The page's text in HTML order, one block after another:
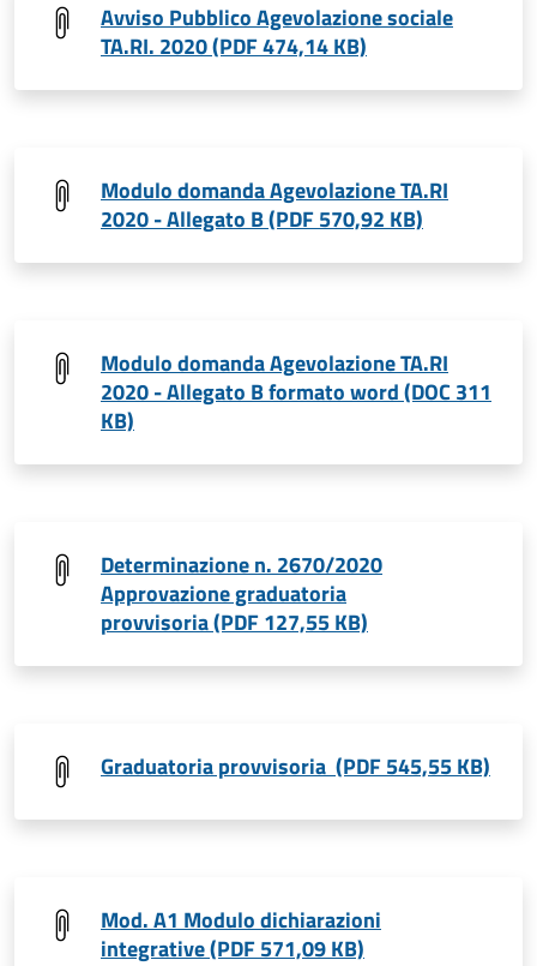
Avviso Pubblico Agevolazione sociale
TA.RI. 2020 (PDF 474,14 KB)
Modulo domanda Agevolazione TA.RI
2020 - Allegato B (PDF 570,92 KB)
Modulo domanda Agevolazione TA.RI
2020 - Allegato B formato word (DOC 311
KB)
Determinazione n. 2670/2020
Approvazione graduatoria
provvisoria (PDF 127,55 KB)
Graduatoria provvisoria (PDF 545,55 KB)
Mod. A1 Modulo dichiarazioni
integrative (PDF 571,09 KB)